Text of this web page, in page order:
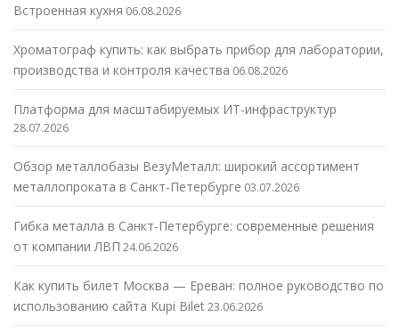
Встроенная кухня 06.08.2026
Хроматограф купить: как выбрать прибор для лаборатории,
производства и контроля качества 06.08.2026
Платформа для масштабируемых ИТ-инфраструктур
28.07.2026
Обзор металлобазы ВезуМеталл: широкий ассортимент
металлопроката в Санкт-Петербурге 03.07.2026
Гибка металла в Санкт-Петербурге: современные решения
от компании ЛВП 24.06.2026
Как купить билет Москва — Ереван: полное руководство по
использованию сайта Kupi Bilet23.06.2026